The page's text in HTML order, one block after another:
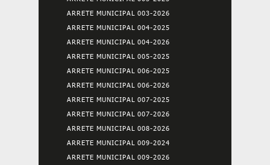
ARRETE MUNICIPAL 003-2026
ARRETE MUNICIPAL 004-2025
ARRETE MUNICIPAL 004-2026
ARRETE MUNICIPAL 005-2025
ARRETE MUNICIPAL 006-2025
ARRETE MUNICIPAL 006-2026
ARRETE MUNICIPAL 007-2025
ARRETE MUNICIPAL 007-2026
ARRETE MUNICIPAL 008-2026
ARRETE MUNICIPAL 009-2024
ARRETE MUNICIPAL 009-2026